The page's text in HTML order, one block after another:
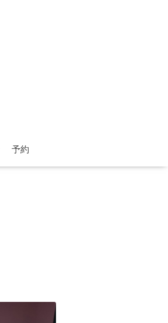
予約